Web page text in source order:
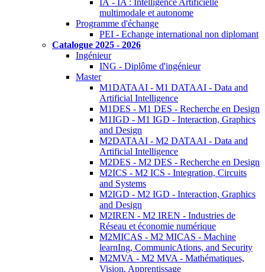
IA - IA : Intelligence Artificielle
multimodale et autonome
Programme d'échange
PEI - Echange international non diplomant
Catalogue 2025 - 2026
Ingénieur
ING - Diplôme d'ingénieur
Master
M1DATAAI - M1 DATAAI - Data and
Artificial Intelligence
M1DES - M1 DES - Recherche en Design
M1IGD - M1 IGD - Interaction, Graphics
and Design
M2DATAAI - M2 DATAAI - Data and
Artificial Intelligence
M2DES - M2 DES - Recherche en Design
M2ICS - M2 ICS - Integration, Circuits
and Systems
M2IGD - M2 IGD - Interaction, Graphics
and Design
M2IREN - M2 IREN - Industries de
Réseau et économie numérique
M2MICAS - M2 MICAS - Machine
learnIng, CommunicAtions, and Security
M2MVA - M2 MVA - Mathématiques,
Vision, Apprentissage